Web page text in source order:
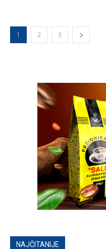
1 2 3
NAJČITANIJE